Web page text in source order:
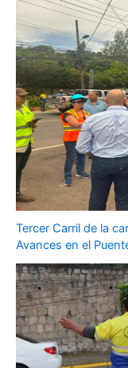
Tercer Carril de la
Avances en el